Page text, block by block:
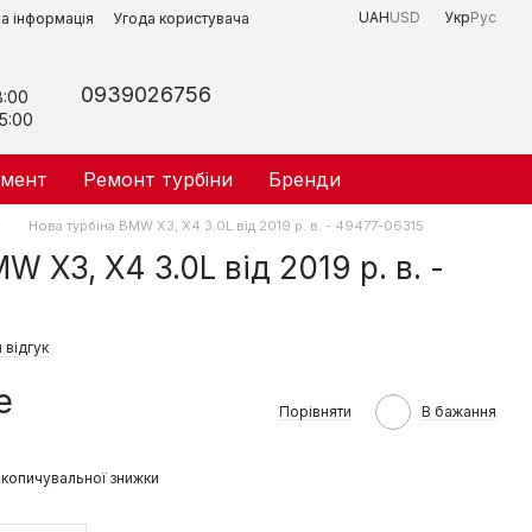
інформація Угода користувача UAHUSD УкрРус
0939026756
Ремонт турбіни Бренди
Нова турбіна BMW X3, X4 3.0L від 2019 р. в. - 49477-06315
X3, X4 3.0L від 2019 р. в. -
Порівняти В бажання
знижки